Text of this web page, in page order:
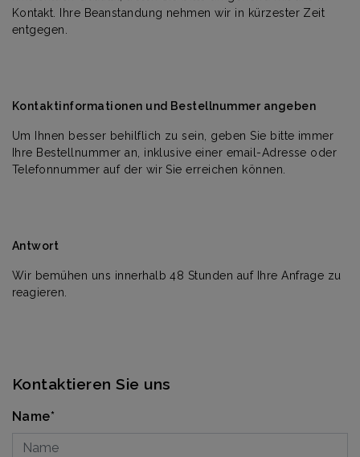
Kontakt. Ihre Beanstandung nehmen wir in kürzester Zeit
entgegen.
Kontaktinformationen und Bestellnummer angeben
Um Ihnen besser behilflich zu sein, geben Sie bitte immer
Ihre Bestellnummer an, inklusive einer email-Adresse oder
Telefonnummer auf der wir Sie erreichen können.
Antwort
Wir bemühen uns innerhalb 48 Stunden auf Ihre Anfrage zu
reagieren.
Kontaktieren Sie uns
Name*